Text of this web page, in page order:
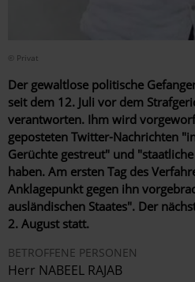
© Privat
Der gewaltlose politische
seit dem 12. Juli vor dem
verantworten. Ihm wird
geposteten Twitter-Nachrichten
Gerüchte gestreut" und
haben. Am ersten Tag des
Anklagepunkt gegen ihn
ausländischen Staates". Der
2. August statt.
BETROFFENE PERSONEN
Herr NABEEL RAJAB